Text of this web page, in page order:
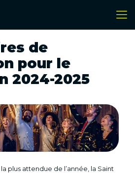
de
pour le
2024-2025
plus attendue de l’année, la Saint